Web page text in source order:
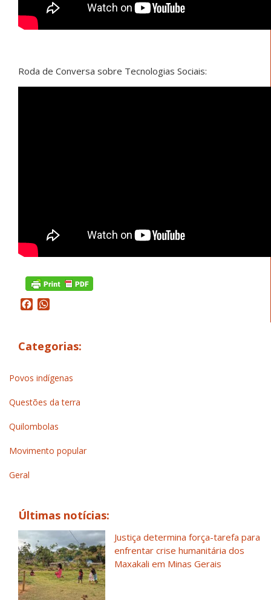
Roda de Conversa sobre Tecnologias Sociais:
Facebook
Categorias:
Povos indígenas
Questões da terra
Quilombolas
Movimento popular
Geral
Últimas notícias:
Justiça determina força-tarefa para
enfrentar crise humanitária dos
Maxakali em Minas Gerais